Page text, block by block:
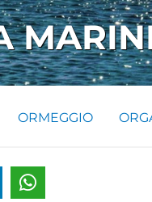
ORMEGGIO